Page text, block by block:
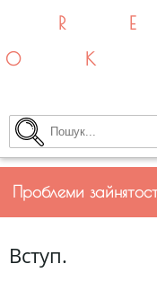
Проблеми
Вступ.